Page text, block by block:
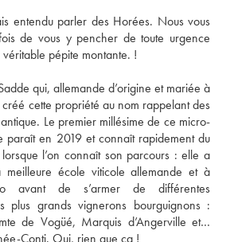
entendu parler des Horées. Nous vous
de vous y pencher de toute urgence
qui, allemande d’origine et mariée à
cette propriété au nom rappelant des
Le premier millésime de ce micro-
paraît en 2019 et connaît rapidement du
l’on connaît son parcours : elle a
école viticole allemande et à
avant de s’armer de différentes
plus grands vignerons bourguignons :
de Vogüé, Marquis d’Angerville et…